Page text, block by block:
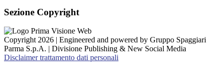
Sezione Copyright
Copyright 2026 | Engineered and powered by Gruppo Spaggiari
Parma S.p.A. | Divisione Publishing & New Social Media
Disclaimer trattamento dati personali